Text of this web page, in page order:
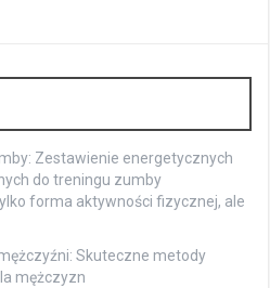
Zestawienie energetycznych
do treningu zumby
forma aktywności fizycznej, ale
Skuteczne metody
mężczyzn